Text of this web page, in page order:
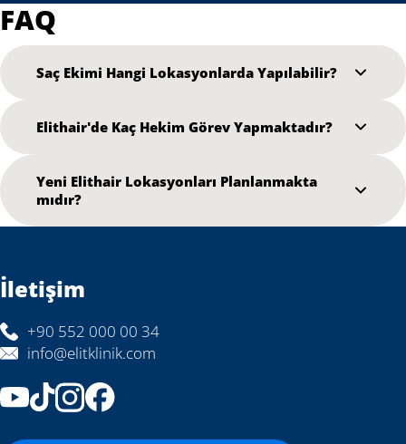
FAQ
Saç Ekimi Hangi Lokasyonlarda Yapılabilir?
Elithair'de Kaç Hekim Görev Yapmaktadır?
Yeni Elithair Lokasyonları Planlanmakta
mıdır?
İletişim
+90 552 000 00 34
info@elitklinik.com